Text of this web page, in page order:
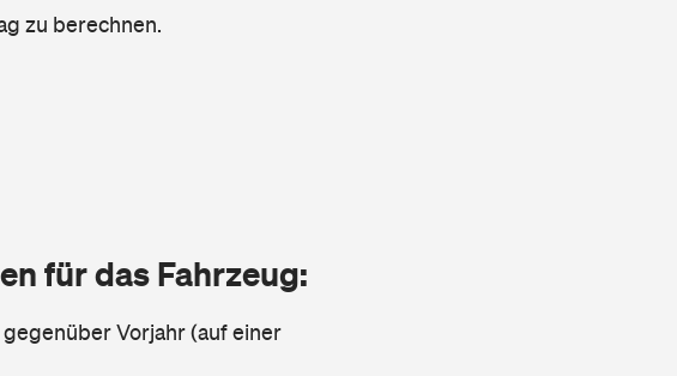
zu berechnen.
für das Fahrzeug:
Vorjahr (auf einer